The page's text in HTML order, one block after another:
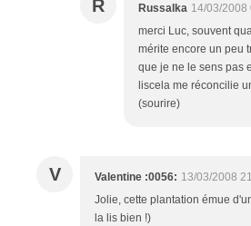
R Russalka 14/03/2008
merci Luc, souvent
mérite encore un peu
que je ne le sens pas
liscela me réconcilie
(sourire)
V Valentine :0056: 13/03/2008
Jolie, cette plantation émue
la lis bien !)